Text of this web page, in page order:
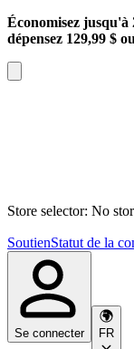
Économisez jusqu'à
dépensez 129,99 $
Store selector: No
SoutienStatut de la
Se connecter FR